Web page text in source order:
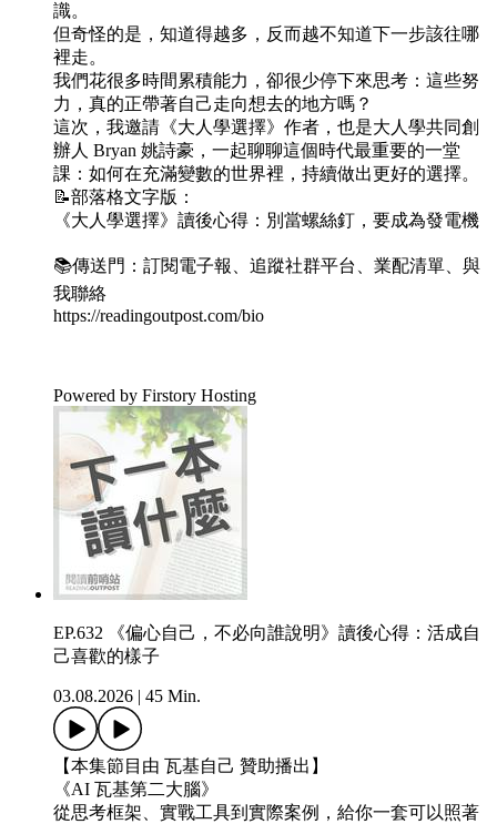
識。
但奇怪的是，知道得越多，反而越不知道下一步該往哪
裡走。
我們花很多時間累積能力，卻很少停下來思考：這些努
力，真的正帶著自己走向想去的地方嗎？
這次，我邀請《大人學選擇》作者，也是大人學共同創
辦人 Bryan 姚詩豪，一起聊聊這個時代最重要的一堂
課：如何在充滿變數的世界裡，持續做出更好的選擇。
📝部落格文字版：
《大人學選擇》讀後心得：別當螺絲釘，要成為發電機
📚傳送門：訂閱電子報、追蹤社群平台、業配清單、與
我聯絡
https://readingoutpost.com/bio
Powered by Firstory Hosting
EP.632 《偏心自己，不必向誰說明》讀後心得：活成自
己喜歡的樣子
03.08.2026 45 Min.
【本集節目由 瓦基自己 贊助播出】
《AI 瓦基第二大腦》
從思考框架、實戰工具到實際案例，給你一套可以照著